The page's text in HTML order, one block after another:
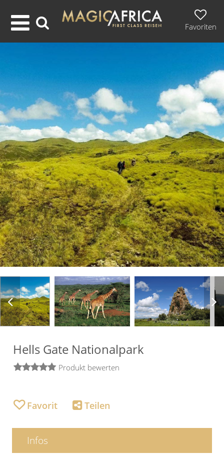
Favoriten
Hells Gate Nationalpark
Produkt bewerten
Infos